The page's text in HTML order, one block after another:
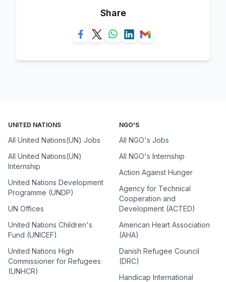
Share
UNITED NATIONS
All United Nations(UN) Jobs
All United Nations(UN)
Internship
United Nations Development
Programme (UNDP)
UN Offices
United Nations Children's
Fund (UNICEF)
United Nations High
Commissioner for Refugees
(UNHCR)
NGO'S
All NGO's Jobs
All NGO's Internship
Action Against Hunger
Agency for Technical
Cooperation and
Development (ACTED)
American Heart Association
(AHA)
Danish Refugee Council
(DRC)
Handicap International